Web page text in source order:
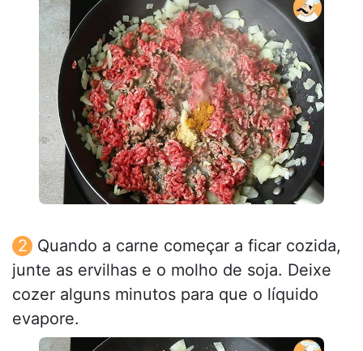
Quando a carne começar a ficar cozida,
junte as ervilhas e o molho de soja. Deixe
cozer alguns minutos para que o líquido
evapore.